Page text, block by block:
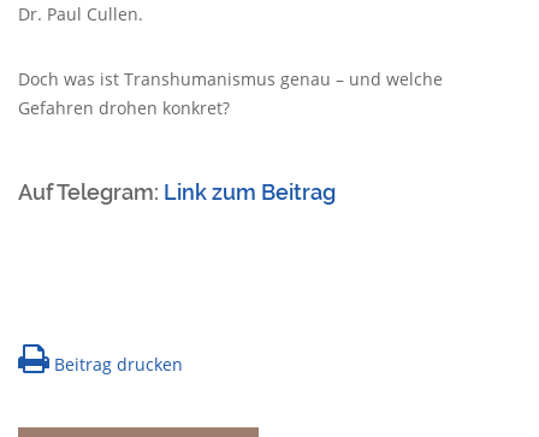
Dr. Paul Cullen.
Doch was ist Transhumanismus genau – und welche
Gefahren drohen konkret?
Auf Telegram: Link zum Beitrag
Beitrag drucken